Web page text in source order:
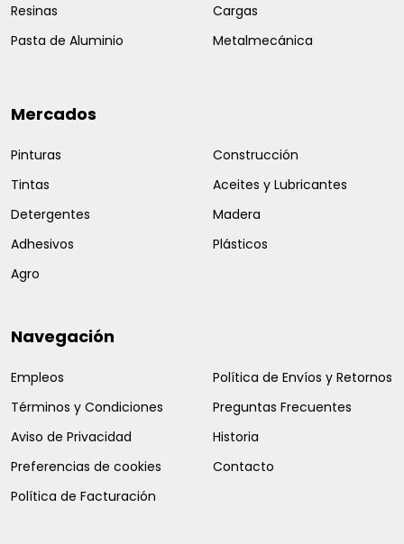
Resinas
Pasta de Aluminio
Cargas
Metalmecánica
Mercados
Pinturas
Tintas
Detergentes
Adhesivos
Agro
Construcción
Aceites y Lubricantes
Madera
Plásticos
Navegación
Empleos
Términos y Condiciones
Aviso de Privacidad
Preferencias de cookies
Política de Facturación
Política de Envíos y Retornos
Preguntas Frecuentes
Historia
Contacto